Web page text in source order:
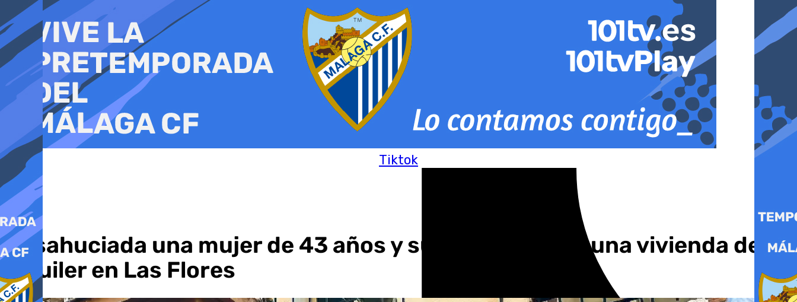
al
contenido
Tiktok
Desahuciada una mujer de 43 años y sus tres hijos de una vivienda de
alquiler en Las Flores